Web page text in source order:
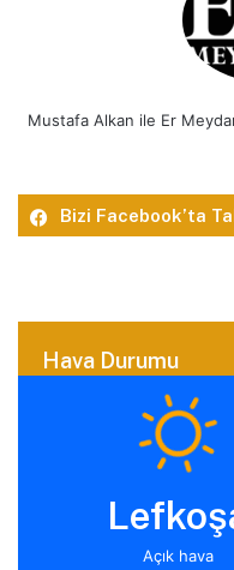
Mustafa Alkan ile Er
Bizi Facebook’ta
Hava Durumu
Açık hava